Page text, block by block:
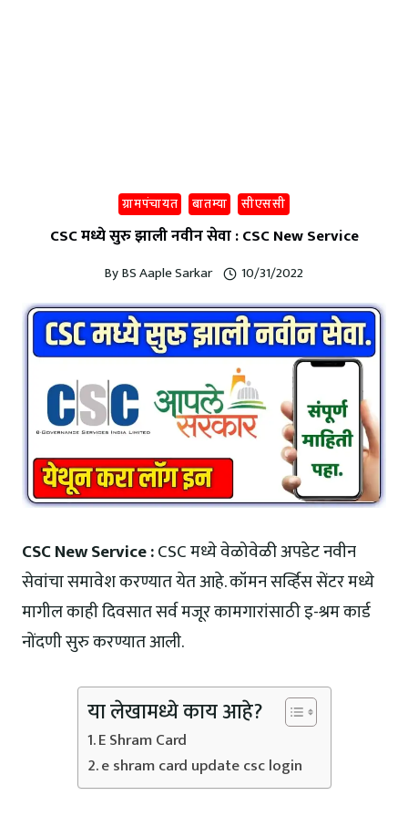
ग्रामपंचायत बातम्या सीएससी
CSC मध्ये सुरु झाली नवीन सेवा : CSC New Service
ByBS Aaple Sarkar 10/31/2022
CSC New Service :CSC मध्ये वेळोवेळी अपडेट नवीन
सेवांचा समावेश करण्यात येत आहे. कॉमन सर्व्हिस सेंटर मध्ये
मागील काही दिवसात सर्व मजूर कामगारांसाठी इ-श्रम कार्ड
नोंदणी सुरु करण्यात आली.
या लेखामध्ये काय आहे?
E Shram Card
e shram card update csc login